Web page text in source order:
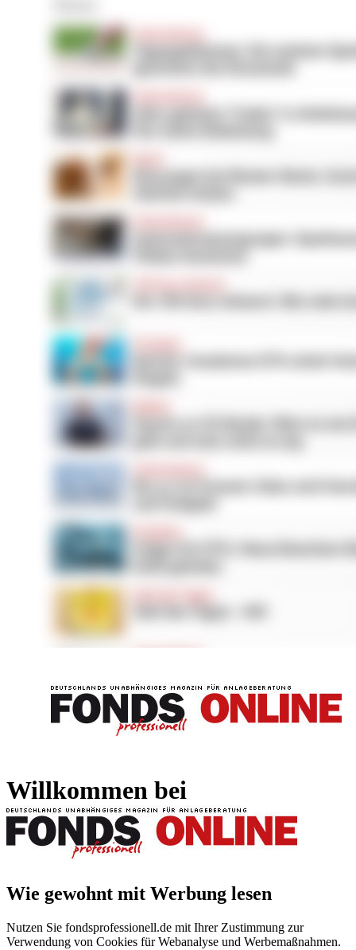
Willkommen bei
Wie gewohnt mit Werbung lesen
Nutzen Sie fondsprofessionell.de mit Ihrer Zustimmung zur
Verwendung von Cookies für Webanalyse und Werbemaßnahmen.